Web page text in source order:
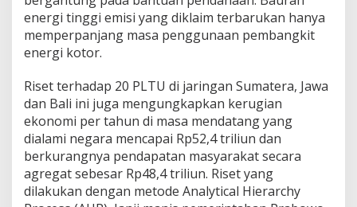
energi tinggi emisi yang diklaim terbarukan hanya
memperpanjang masa penggunaan pembangkit
energi kotor.
Riset terhadap 20 PLTU di jaringan Sumatera, Jawa
dan Bali ini juga mengungkapkan kerugian
ekonomi per tahun di masa mendatang yang
dialami negara mencapai Rp52,4 triliun dan
berkurangnya pendapatan masyarakat secara
agregat sebesar Rp48,4 triliun. Riset yang
dilakukan dengan metode Analytical Hierarchy